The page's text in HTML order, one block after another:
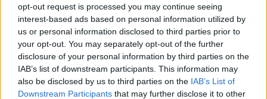
opt-out request is processed you may continue seeing
interest-based ads based on personal information utilized by
us or personal information disclosed to third parties prior to
your opt-out. You may separately opt-out of the further
disclosure of your personal information by third parties on the
IAB’s list of downstream participants. This information may
also be disclosed by us to third parties on the IAB’s List of
Downstream Participants that may further disclose it to other
Σχολίασε εδώ
50 /50